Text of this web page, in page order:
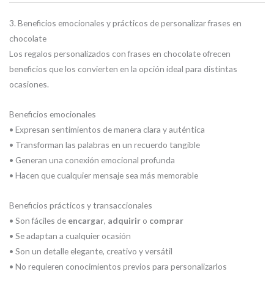
3. Beneficios emocionales y prácticos de personalizar frases en
chocolate
Los regalos personalizados con frases en chocolate ofrecen
beneficios que los convierten en la opción ideal para distintas
ocasiones.
Beneficios emocionales
• Expresan sentimientos de manera clara y auténtica
• Transforman las palabras en un recuerdo tangible
• Generan una conexión emocional profunda
• Hacen que cualquier mensaje sea más memorable
Beneficios prácticos y transaccionales
• Son fáciles de encargar, adquirir o comprar
• Se adaptan a cualquier ocasión
• Son un detalle elegante, creativo y versátil
• No requieren conocimientos previos para personalizarlos